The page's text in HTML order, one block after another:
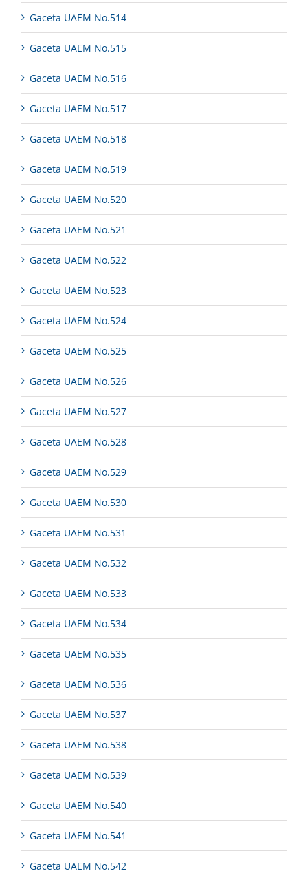
Gaceta UAEM No.514
Gaceta UAEM No.515
Gaceta UAEM No.516
Gaceta UAEM No.517
Gaceta UAEM No.518
Gaceta UAEM No.519
Gaceta UAEM No.520
Gaceta UAEM No.521
Gaceta UAEM No.522
Gaceta UAEM No.523
Gaceta UAEM No.524
Gaceta UAEM No.525
Gaceta UAEM No.526
Gaceta UAEM No.527
Gaceta UAEM No.528
Gaceta UAEM No.529
Gaceta UAEM No.530
Gaceta UAEM No.531
Gaceta UAEM No.532
Gaceta UAEM No.533
Gaceta UAEM No.534
Gaceta UAEM No.535
Gaceta UAEM No.536
Gaceta UAEM No.537
Gaceta UAEM No.538
Gaceta UAEM No.539
Gaceta UAEM No.540
Gaceta UAEM No.541
Gaceta UAEM No.542